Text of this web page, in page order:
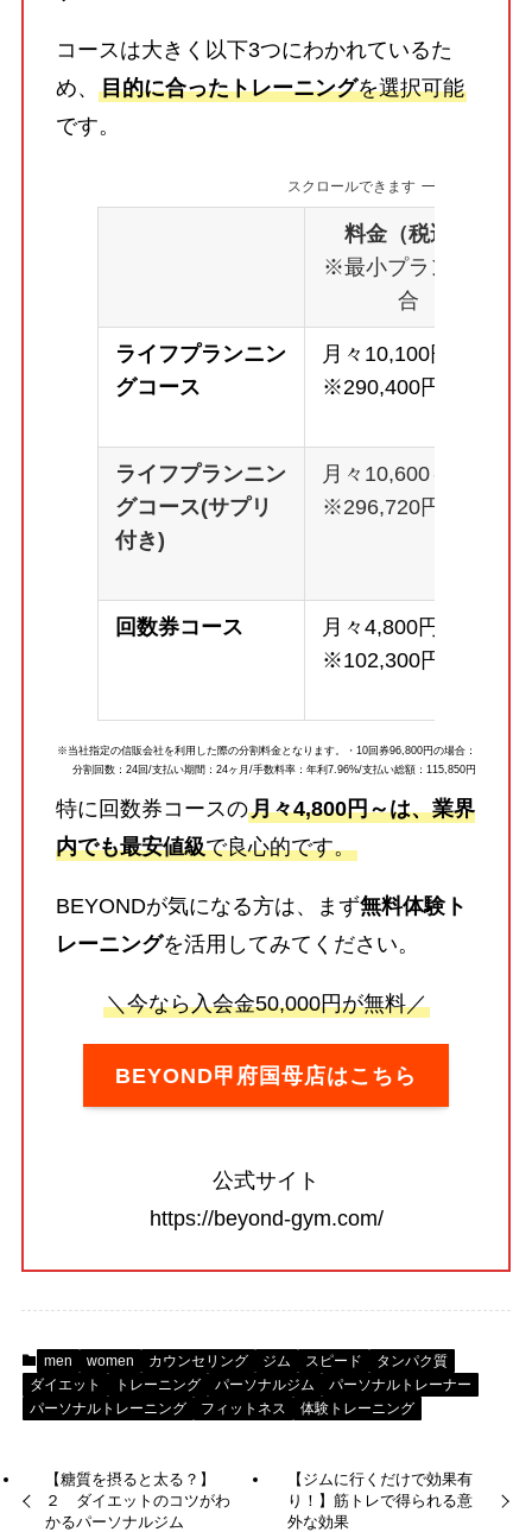
コースは大きく以下3つにわかれているた
め、 目的に合ったトレーニングを選択可能
です。
スクロールできます
料金（税込）
※最小プランの場
合
ライフプランニン
グコース
月々10,100円～
※290,400円
ライフプランニン
グコース(サプリ
付き)
月々10,600～
※296,720円
回数券コース
月々4,800円～
※102,300円
※当社指定の信販会社を利用した際の分割料金となります。・10回券96,800円の場合：
分割回数：24回/支払い期間：24ヶ月/手数料率：年利7.96%/支払い総額：115,850円
特に回数券コースの月々4,800円～は、業界
内でも最安値級で良心的です。
BEYONDが気になる方は、まず無料体験ト
レーニングを活用してみてください。
＼今なら入会金50,000円が無料／
BEYOND甲府国母店はこちら
公式サイト
https://beyond-gym.com/
men women カウンセリング ジム スピード
タンパク質
ダイエット
トレーニング パーソナルジム
パーソナルトレーナー
パーソナルトレーニング
フィットネス 体験トレーニング
【糖質を摂ると太る？】
２ ダイエットのコツがわ
かるパーソナルジム
【ジムに行くだけで効果有
り！】筋トレで得られる意
外な効果